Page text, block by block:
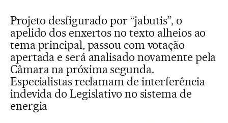
Projeto desfigurado por “jabutis”, o
apelido dos enxertos no texto alheios ao
tema principal, passou com votação
apertada e será analisado novamente pela
Câmara na próxima segunda.
Especialistas reclamam de interferência
indevida do Legislativo no sistema de
energia